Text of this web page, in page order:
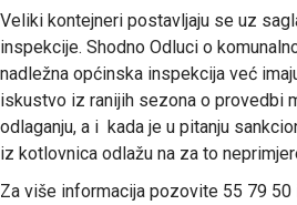
Veliki kontejneri postavljaju se uz
inspekcije. Shodno Odluci o
nadležna općinska inspekcija već
iskustvo iz ranijih sezona o provedbi
odlaganju, a i kada je u pitanju
iz kotlovnica odlažu na za to
Za više informacija pozovite 55 79